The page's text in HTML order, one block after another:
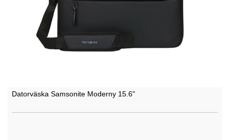
Datorväska Samsonite Moderny 15.6"